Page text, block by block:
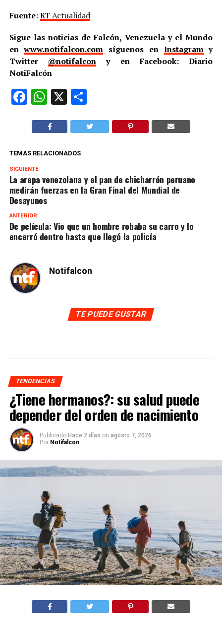
Fuente: RT Actualidad
Sigue las noticias de Falcón, Venezuela y el Mundo
enwww.notifalcon.com síguenos en Instagramy
Twitter @notifalcon y en Facebook: Diario
NotiFalcón
Facebook
WhatsApp
X
TEMAS RELACIONADOS
SIGUIENTE
La arepa venezolana y el pan de chicharrón peruano
medirán fuerzas en la Gran Final del Mundial de
Desayunos
ANTERIOR
De película: Vio que un hombre robaba su carro y lo
encerró dentro hasta que llegó la policía
Notifalcon
TE PUEDE GUSTAR
TENDENCIAS
¿Tiene hermanos?: su salud puede
depender del orden de nacimiento
Publicado Hace 2 días on agosto 7, 2026
Por Notifalcon